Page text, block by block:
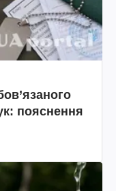
пояснення